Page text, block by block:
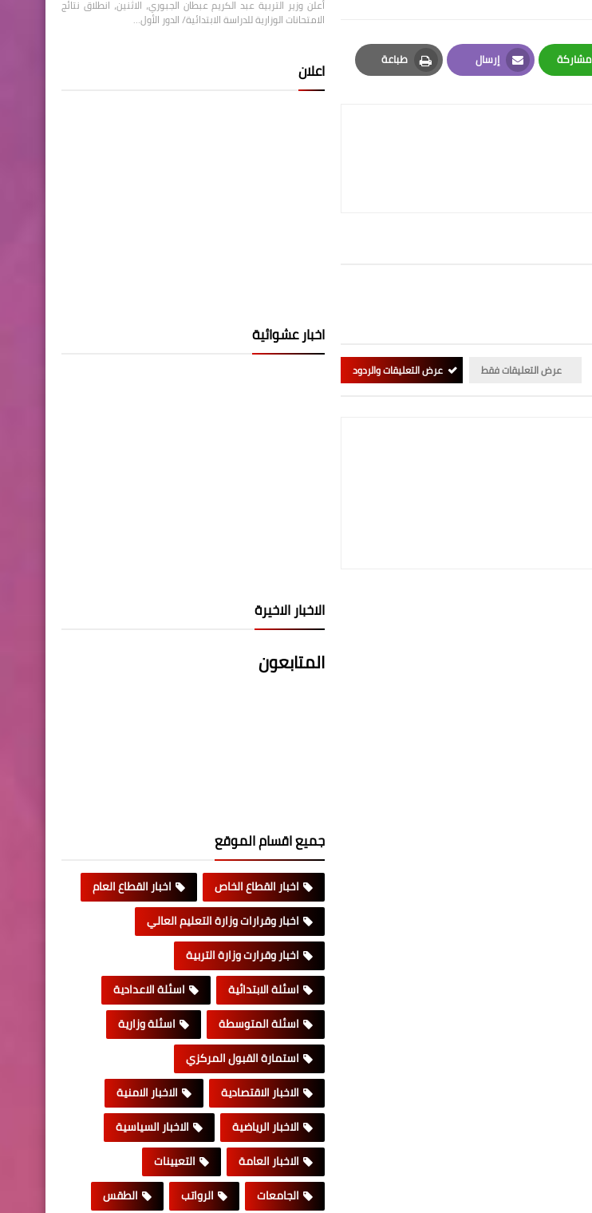
مشاركة
Whatsapp
إرسال
Email
طباعة
Print
عرض التعليقات فقط عرض التعليقات والردود
أعلن وزير التربية عبد الكريم عبطان الجبوري، الاثنين، انطلاق نتائج
الامتحانات الوزارية للدراسة الابتدائية/ الدور الأول…
اعلان
اخبار عشوائية
الاخبار الاخيرة
المتابعون
جميع اقسام الموقع
اخبار القطاع الخاص
اخبار القطاع العام
اخبار وقرارات وزارة التعليم العالي
اخبار وقرارت وزارة التربية
اسئلة الابتدائية
اسئلة الاعدادية
اسئلة المتوسطة
اسئلة وزارية
استمارة القبول المركزي
الاخبار الاقتصادية
الاخبار الامنية
الاخبار الرياضية
الاخبار السياسية
الاخبار العامة
التعيينات
الجامعات
الرواتب الطقس